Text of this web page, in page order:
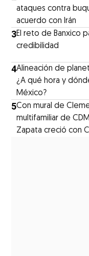
ataques contra
acuerdo con Irán
3El reto de Banxico
credibilidad
4Alineación de
¿A qué hora y
México?
5Con mural de
multifamiliar de
Zapata creció con